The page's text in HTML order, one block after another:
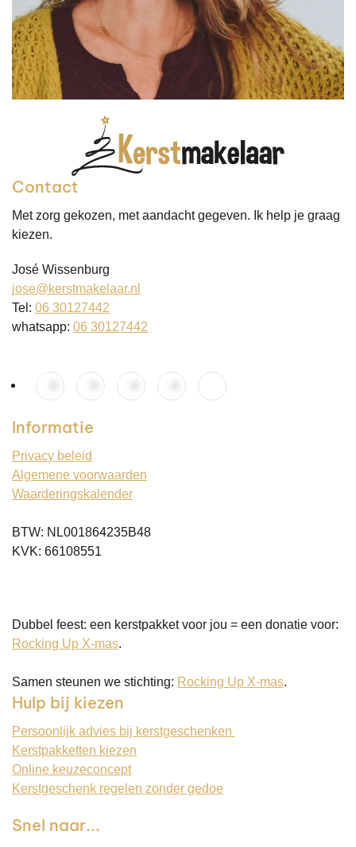
Contact
Met zorg gekozen, met aandacht gegeven. Ik help je graag
kiezen.
José Wissenburg
jose@kerstmakelaar.nl
Tel: 06 30127442
whatsapp: 06 30127442
Informatie
Privacy beleid
Algemene voorwaarden
Waarderingskalender
BTW: NL001864235B48
KVK: 66108551
Dubbel feest: een kerstpakket voor jou = een donatie voor:
Rocking Up X-mas.
Samen steunen we stichting: Rocking Up X-mas.
Hulp bij kiezen
Persoonlijk advies bij kerstgeschenken
Kerstpakketten kiezen
Online keuzeconcept
Kerstgeschenk regelen zonder gedoe
Snel naar...